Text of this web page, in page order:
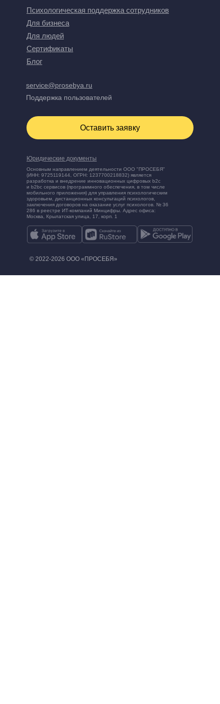
© 2022-2026 ООО «ПРОСЕБЯ»
Юридические документы
Основным направлением деятельности ООО "ПРОСЕБЯ"
(ИНН: 9725119144, ОГРН: 1237700218832) является
разработка и внедрение инновационных цифровых b2c
и b2bc сервисов (программного обеспечения, в том числе
мобильного приложения) для управления психологическим
здоровьем, дистанционных консультаций психологов,
заключения договоров на оказание услуг психологов. № 36
286 в реестре ИТ-компаний Минцифры. Адрес офиса:
Москва, Крылатская улица, 17, корп. 1
Оставить заявку
service@prosebya.ru
Сертификаты
Блог
Для людей
Для бизнеса
Психологическая поддержка сотрудников
Поддержка пользователей